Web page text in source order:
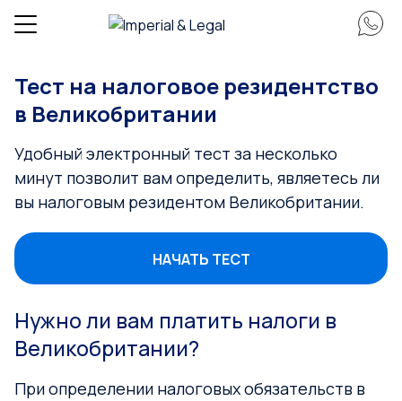
Тест на налоговое резидентство
в Великобритании
Удобный электронный тест за несколько
минут позволит вам определить, являетесь ли
вы налоговым резидентом Великобритании.
НАЧАТЬ ТЕСТ
Нужно ли вам платить налоги в
Великобритании?
При определении налоговых обязательств в